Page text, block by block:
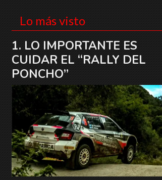
Lo más visto
LO IMPORTANTE ES
CUIDAR EL “RALLY DEL
PONCHO”